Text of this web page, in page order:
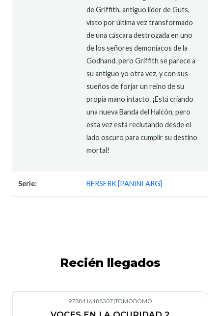
de Griffith, antiguo líder de Guts,
visto por última vez transformado
de una cáscara destrozada en uno
de los señores demoníacos de la
Godhand. pero Griffith se parece a
su antiguo yo otra vez, y con sus
sueños de forjar un reino de su
propia mano intacto. ¡Está criando
una nueva Banda del Halcón, pero
esta vez está reclutando desde el
lado oscuro para cumplir su destino
mortal!
Serie: BERSERK [PANINI ARG]
Recién llegados
9788416188307|TOMODOMO